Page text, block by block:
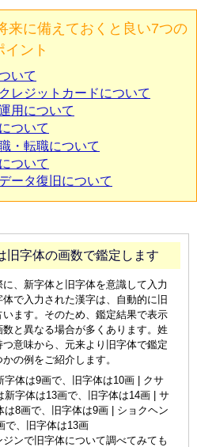
来に備えておくと良い7つの
イント
いて
レジットカードについて
用について
ついて
・転職について
ついて
ータ復旧について
旧字体の画数で鑑定します
、新字体と旧字体を意識して入力
で入力された漢字は、自動的に旧
ます。そのため、鑑定結果で表示
と異なる場合が多くあります。姓
意味から、元来より旧字体で鑑定
の例をご紹介します。
体は9画で、旧字体は10画 | クサ
字体は13画で、旧字体は14画 | サ
8画で、旧字体は9画 | ショクヘン
で、旧字体は13画
ジンで旧字体について調べてみても